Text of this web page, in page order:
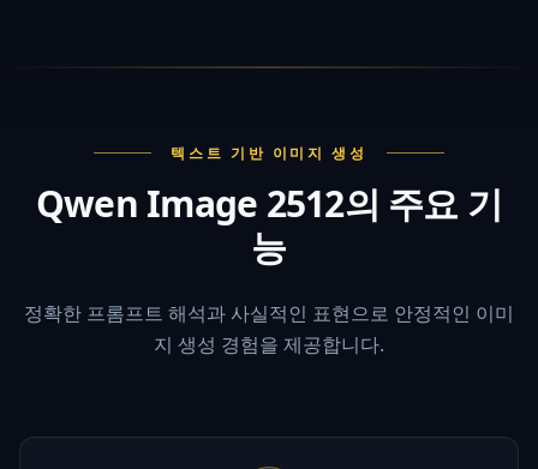
텍스트 기반 이미지 생성
Qwen Image 2512의 주요 기
능
정확한 프롬프트 해석과 사실적인 표현으로 안정적인 이미
지 생성 경험을 제공합니다.